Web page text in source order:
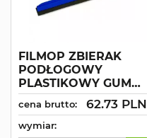
FILMOP ZBIERAK
PODŁOGOWY
PLASTIKOWY GUMA
CZARNA
cena brutto: 62.73 PLN
wymiar: